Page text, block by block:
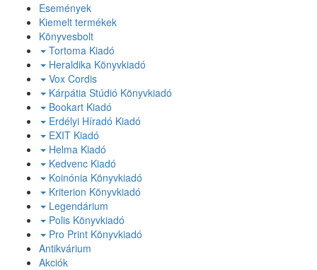
Események
Kiemelt termékek
Könyvesbolt
Tortoma Kiadó
Heraldika Könyvkiadó
Vox Cordis
Kárpátia Stúdió Könyvkiadó
Bookart Kiadó
Erdélyi Híradó Kiadó
EXIT Kiadó
Helma Kiadó
Kedvenc Kiadó
Koinónia Könyvkiadó
Kriterion Könyvkiadó
Legendárium
Polis Könyvkiadó
Pro Print Könyvkiadó
Antikvárium
Akciók